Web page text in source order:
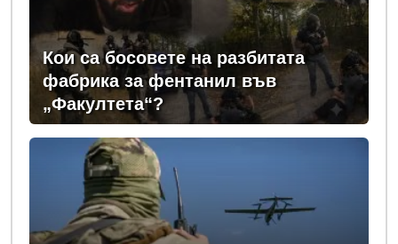
Кои са босовете на разбитата
фабрика за фентанил във
„Факултета“?